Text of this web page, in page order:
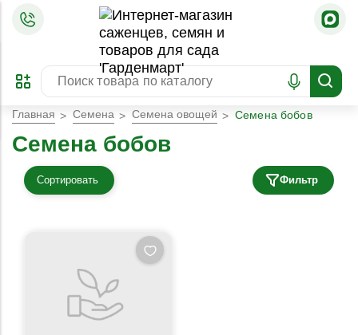
ПРЕДЗАКАЗ
ЗАБРОНИРОВАТЬ
ЛУЧШЕЕ
Главная Семена Семена овощей Семена бобов
Семена бобов
Сортировать Фильтр